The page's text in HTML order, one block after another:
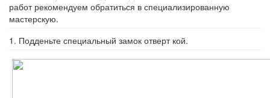
работ рекомендуем обратиться в специали­зированную
мастерскую.
1. Подденьте специальный замок отверт кой.